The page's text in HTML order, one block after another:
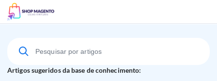
Suporte Técnico
Artigos sugeridos da base de conhecimento: